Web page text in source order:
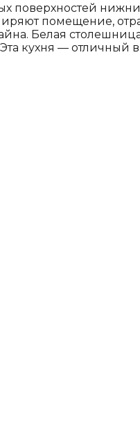
поверхностей
помещение,
Белая
кухня — отличный